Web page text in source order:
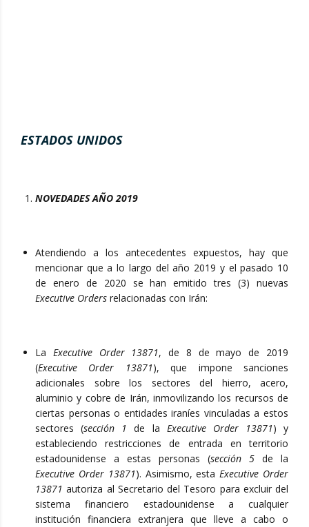
ESTADOS UNIDOS
NOVEDADES AÑO 2019
Atendiendo a los antecedentes expuestos, hay que
mencionar que a lo largo del año 2019 y el pasado 10
de enero de 2020 se han emitido tres (3) nuevas
Executive Orders relacionadas con Irán:
La Executive Order 13871, de 8 de mayo de 2019
(Executive Order 13871), que impone sanciones
adicionales sobre los sectores del hierro, acero,
aluminio y cobre de Irán, inmovilizando los recursos de
ciertas personas o entidades iraníes vinculadas a estos
sectores (sección 1 de la Executive Order 13871) y
estableciendo restricciones de entrada en territorio
estadounidense a estas personas (sección 5 de la
Executive Order 13871). Asimismo, estaExecutive Order
13871 autoriza al Secretario del Tesoro para excluir del
sistema financiero estadounidense a cualquier
institución financiera extranjera que lleve a cabo o